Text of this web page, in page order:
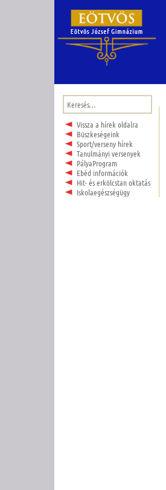
Keresés:
Vissza a hírek oldalra
Büszkeségeink
Sport/verseny hírek
Tanulmányi versenyek
PályaProgram
Ebéd információk
Hit- és erkölcstan oktatás
Iskolaegészségügy